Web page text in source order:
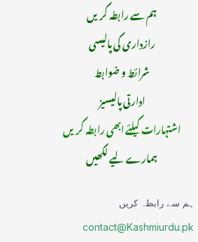
ہم سے رابطہ کریں
رازداری کی پالیسی
شرائط و ضوابط
ادارتی پالیسیز
اشتہارات کیلئے ابھی رابطہ کریں
ہمارے لیے لکھیں
ہم سے رابطہ کریں
contact@Kashmiurdu.pk